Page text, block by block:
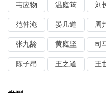
韦应物 温庭筠 刘
范仲淹 晏几道 周
张九龄 黄庭坚 司
陈子昂 王之道 王